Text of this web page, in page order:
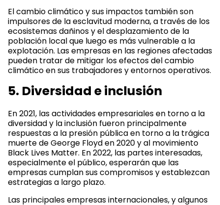
El cambio climático y sus impactos también son
impulsores de la esclavitud moderna, a través de los
ecosistemas dañinos y el desplazamiento de la
población local que luego es más vulnerable a la
explotación. Las empresas en las regiones afectadas
pueden tratar de mitigar los efectos del cambio
climático en sus trabajadores y entornos operativos.
5. Diversidad e inclusión
En 2021, las actividades empresariales en torno a la
diversidad y la inclusión fueron principalmente
respuestas a la presión pública en torno a la trágica
muerte de George Floyd en 2020 y al movimiento
Black Lives Matter. En 2022, las partes interesadas,
especialmente el público, esperarán que las
empresas cumplan sus compromisos y establezcan
estrategias a largo plazo.
Las principales empresas internacionales, y algunos